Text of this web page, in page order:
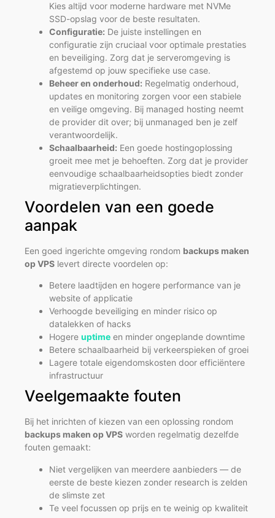
Kies altijd voor moderne hardware met NVMe
SSD-opslag voor de beste resultaten.
Configuratie: De juiste instellingen en
configuratie zijn cruciaal voor optimale prestaties
en beveiliging. Zorg dat je serveromgeving is
afgestemd op jouw specifieke use case.
Beheer en onderhoud: Regelmatig onderhoud,
updates en monitoring zorgen voor een stabiele
en veilige omgeving. Bij managed hosting neemt
de provider dit over; bij unmanaged ben je zelf
verantwoordelijk.
Schaalbaarheid: Een goede hostingoplossing
groeit mee met je behoeften. Zorg dat je provider
eenvoudige schaalbaarheidsopties biedt zonder
migratieverplichtingen.
Voordelen van een goede
aanpak
Een goed ingerichte omgeving rondom backups maken
op VPS levert directe voordelen op:
Betere laadtijden en hogere performance van je
website of applicatie
Verhoogde beveiliging en minder risico op
datalekken of hacks
Hogere uptime en minder ongeplande downtime
Betere schaalbaarheid bij verkeerspieken of groei
Lagere totale eigendomskosten door efficiëntere
infrastructuur
Veelgemaakte fouten
Bij het inrichten of kiezen van een oplossing rondom
backups maken op VPS worden regelmatig dezelfde
fouten gemaakt:
Niet vergelijken van meerdere aanbieders — de
eerste de beste kiezen zonder research is zelden
de slimste zet
Te veel focussen op prijs en te weinig op kwaliteit